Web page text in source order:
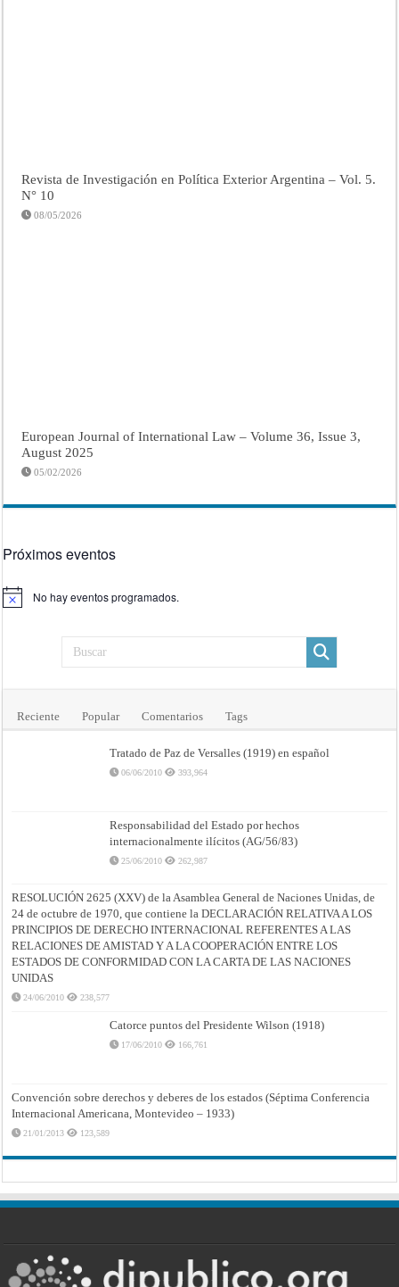
Revista de Investigación en Política Exterior Argentina – Vol. 5.
N° 10
08/05/2026
European Journal of International Law – Volume 36, Issue 3,
August 2025
05/02/2026
Próximos eventos
Aviso No hay eventos programados.
Reciente Popular Comentarios Tags
Tratado de Paz de Versalles (1919) en español
06/06/2010 393,964
Responsabilidad del Estado por hechos
internacionalmente ilícitos (AG/56/83)
25/06/2010 262,987
RESOLUCIÓN 2625 (XXV) de la Asamblea General de Naciones Unidas, de
24 de octubre de 1970, que contiene la DECLARACIÓN RELATIVA A LOS
PRINCIPIOS DE DERECHO INTERNACIONAL REFERENTES A LAS
RELACIONES DE AMISTAD Y A LA COOPERACIÓN ENTRE LOS
ESTADOS DE CONFORMIDAD CON LA CARTA DE LAS NACIONES
UNIDAS
24/06/2010 238,577
Catorce puntos del Presidente Wilson (1918)
17/06/2010 166,761
Convención sobre derechos y deberes de los estados (Séptima Conferencia
Internacional Americana, Montevideo – 1933)
21/01/2013 123,589